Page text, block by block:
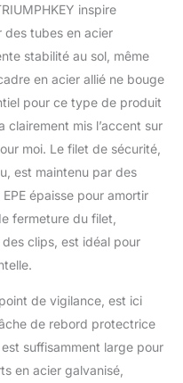
simple et
est inclus
installation facile
claire,
ressorts sans
environ 2
deux adultes –
n’auront pas à
! [Livraison et
après-vente] Votre
sera expédiée
colis distincts,
varier. Nous
à votre
pour répondre
vos demandes.
pas à contacter
inspire
des tubes en acier
stabilité au sol, même
en acier allié ne bouge
pour ce type de produit
mis l’accent sur
moi. Le filet de sécurité,
est maintenu par des
épaisse pour amortir
fermeture du filet,
clips, est idéal pour
de vigilance, est ici
de rebord protectrice
suffisamment large pour
en acier galvanisé,